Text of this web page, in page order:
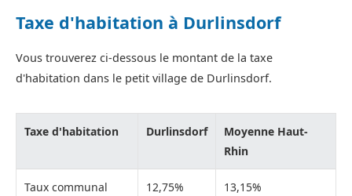
Taxe d'habitation à Durlinsdorf
Vous trouverez ci-dessous le montant de la taxe
d'habitation dans le petit village de Durlinsdorf.
Taxe d'habitation Durlinsdorf
Moyenne Haut-
Rhin
Taux communal 12,75% 13,15%